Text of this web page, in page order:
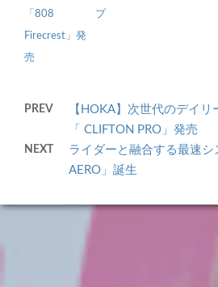
「808
Firecrest」発
売
プ
PREV
【HOKA】次世代のデイ
「 CLIFTON PRO」発売
NEXT
ライダーと融合する最速シ
AERO」誕生